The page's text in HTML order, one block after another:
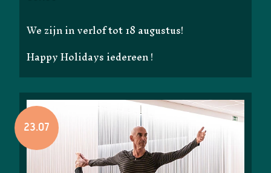
We zijn in verlof tot 18 augustus!
Happy Holidays iedereen !
23.07